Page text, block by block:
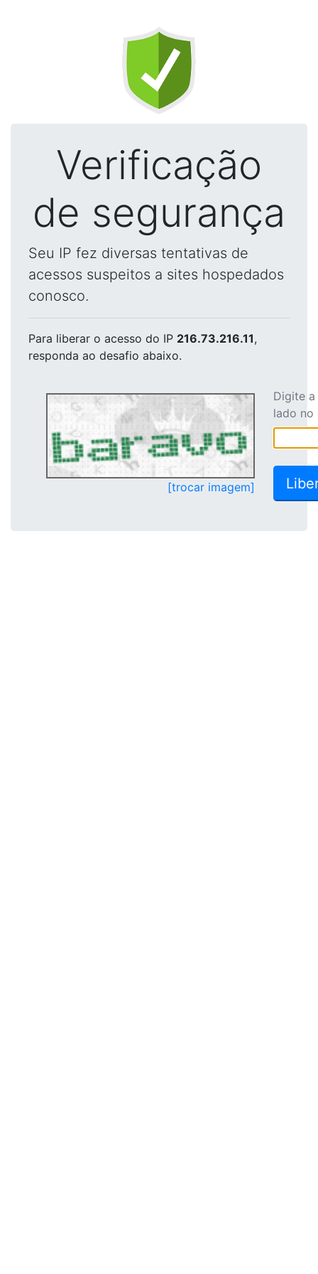
Verificação
de segurança
Seu IP fez diversas tentativas de
acessos suspeitos a sites hospedados
conosco.
Para liberar o acesso do IP 216.73.216.11,
responda ao desafio abaixo.
[trocar imagem]
Digite
lado no